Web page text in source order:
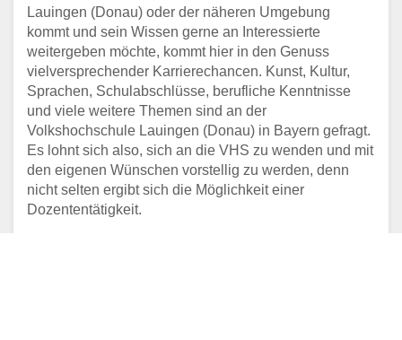
Lauingen (Donau) oder der näheren Umgebung
kommt und sein Wissen gerne an Interessierte
weitergeben möchte, kommt hier in den Genuss
vielversprechender Karrierechancen. Kunst, Kultur,
Sprachen, Schulabschlüsse, berufliche Kenntnisse
und viele weitere Themen sind an der
Volkshochschule Lauingen (Donau) in Bayern gefragt.
Es lohnt sich also, sich an die VHS zu wenden und mit
den eigenen Wünschen vorstellig zu werden, denn
nicht selten ergibt sich die Möglichkeit einer
Dozententätigkeit.